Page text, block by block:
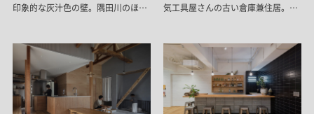
印象的な灰汁色の壁。隅田川のほと
畳など日本らしい素材を取り入れな
がら、“現代の心地よさ”にもこだわ
った「和」の宿です。
気工具屋さんの古い倉庫兼住居。理
えては「まあいいか」と笑い飛ばす。
完璧を目指すのではなくアドリブで
形にしていくDIYの記録をスタッフ
本人が綴ります。